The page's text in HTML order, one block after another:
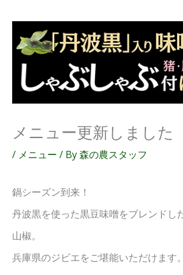
メニュー更新しました
/ メニュー / By森の農スタッフ
鍋シーズン到来！
丹波黒を使った黒豆味噌をブレンドし
山椒。
兵庫県のジビエをご堪能いただけます。